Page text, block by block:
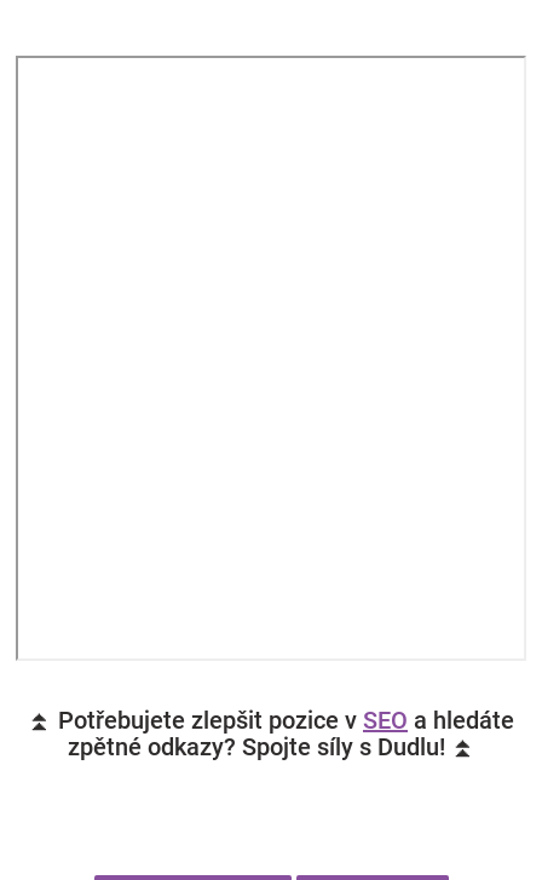
⏫ Potřebujete zlepšit pozice v SEO a hledáte
zpětné odkazy? Spojte síly s Dudlu! ⏫